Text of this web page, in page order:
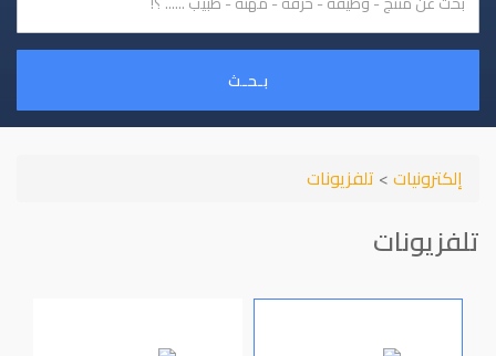
بـحـث
إلكترونيات> تلفزيونات
تلفزيونات